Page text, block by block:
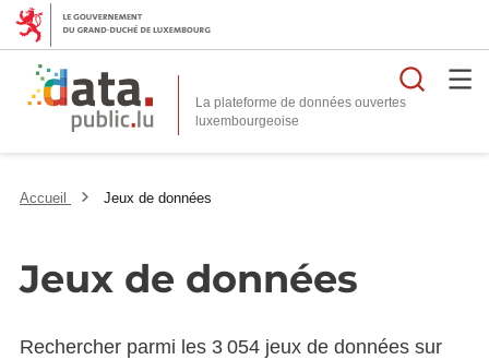
La plateforme de données ouvertes
Accueil Jeux de données
Jeux de données
Rechercher parmi les 3 054 jeux de données sur